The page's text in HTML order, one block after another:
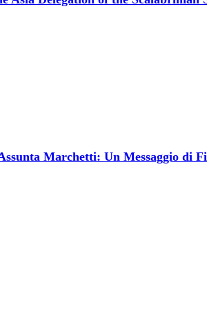
Marchetti: Un Messaggio di